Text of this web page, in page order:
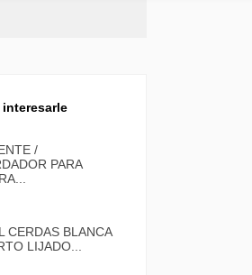
/
PARA
CERDAS BLANCA
LIJADO...